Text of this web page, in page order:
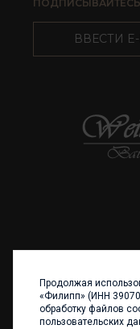
ПОДПИСЫВАЙТЕСЬ
ВВЕСТИ
ул.
Продолжая
«Филипп» (ИНН
обработку файлов
пользовательских